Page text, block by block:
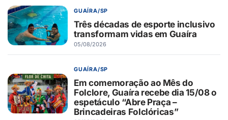
GUAÍRA/SP
Três décadas de esporte inclusivo
transformam vidas em Guaíra
05/08/2026
GUAÍRA/SP
Em comemoração ao Mês do
Folclore, Guaíra recebe dia 15/08 o
espetáculo “Abre Praça –
Brincadeiras Folclóricas”